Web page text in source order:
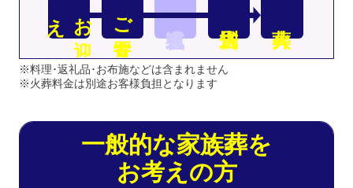
お
迎
え ご安置
※料理･返礼品･お布施などは含まれません
※火葬料金は別途お客様負担となります
一般的な家族葬を
お考えの方